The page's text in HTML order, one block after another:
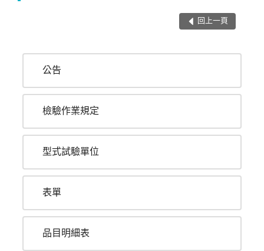
回上一頁
公告
檢驗作業規定
型式試驗單位
表單
品目明細表